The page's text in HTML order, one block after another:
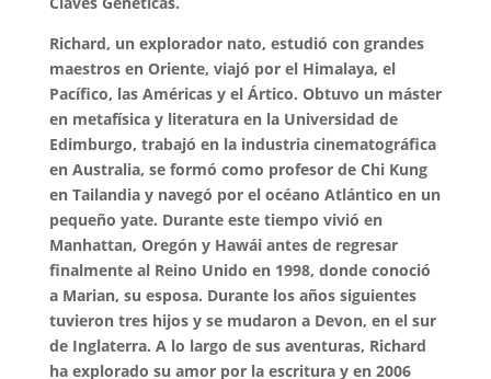
Richard, un explorador nato, estudió con grandes
maestros en Oriente, viajó por el Himalaya, el
Pacífico, las Américas y el Ártico. Obtuvo un máster
en metafísica y literatura en la Universidad de
Edimburgo, trabajó en la industria cinematográfica
en Australia, se formó como profesor de Chi Kung
en Tailandia y navegó por el océano Atlántico en un
pequeño yate. Durante este tiempo vivió en
Manhattan, Oregón y Hawái antes de regresar
finalmente al Reino Unido en 1998, donde conoció
a Marian, su esposa. Durante los años siguientes
tuvieron tres hijos y se mudaron a Devon, en el sur
de Inglaterra. A lo largo de sus aventuras, Richard
ha explorado su amor por la escritura y en 2006